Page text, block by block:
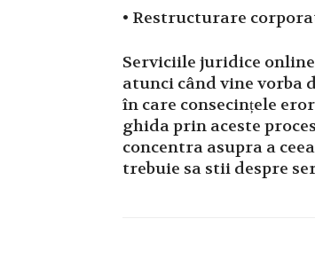
• Restructurare
Serviciile juridice
atunci când vine vorba
în care consecințele
ghida prin aceste
concentra asupra a
trebuie sa stii despre